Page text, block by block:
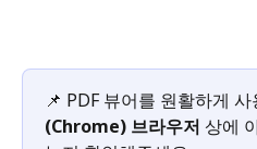
📌 PDF 뷰어를 원활하게
(Chrome) 브라우저 상에